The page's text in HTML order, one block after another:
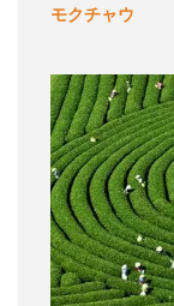
モクチャウ